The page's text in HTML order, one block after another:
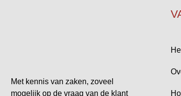
Met kennis van zaken, zoveel
mogelijk op de vraag van de klant